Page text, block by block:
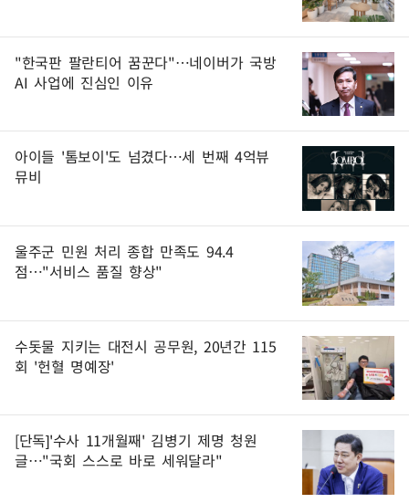
"한국판 팔란티어 꿈꾼다"…네이버가 국방
AI 사업에 진심인 이유
아이들 '톰보이'도 넘겼다…세 번째 4억뷰
뮤비
울주군 민원 처리 종합 만족도 94.4
점…"서비스 품질 향상"
수돗물 지키는 대전시 공무원, 20년간 115
회 '헌혈 명예장'
[단독]'수사 11개월째' 김병기 제명 청원
글…"국회 스스로 바로 세워달라"